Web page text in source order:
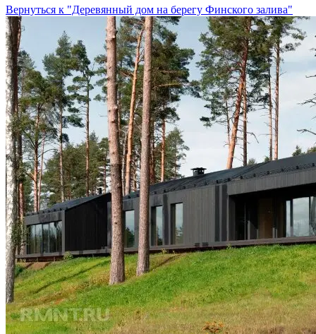
Вернуться к "Деревянный дом на берегу Финского залива"